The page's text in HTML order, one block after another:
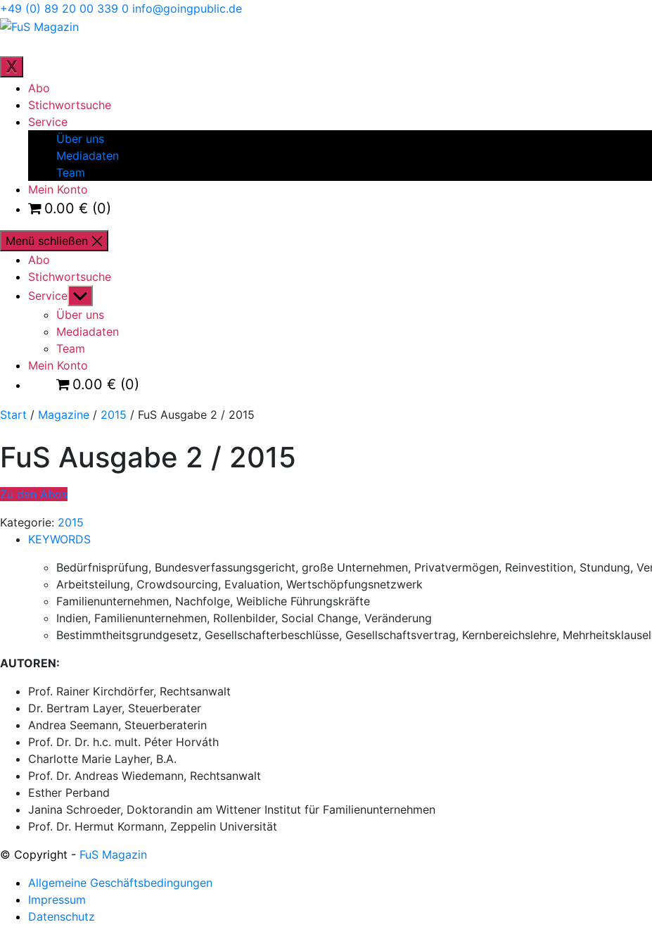
Direkt
zum
wechseln
+49 (0) 89 20 00 339 0 info@goingpublic.de
FuS
X
Abo
Stichwortsuche
Service
Über uns
Mediadaten
Team
Mein Konto
0.00 € (0)
Menü schließen
Abo
Stichwortsuche
Service Untermenü
anzeigen
Über uns
Mediadaten
Team
Mein Konto
0.00 € (0)
Start / Magazine / 2015 / FuS Ausgabe 2 / 2015
FuS Ausgabe 2 / 2015
Zu den Abos
Kategorie: 2015
KEYWORDS
Bedürfnisprüfung, Bundesverfassungsgericht, große Unternehmen, Privatvermögen, Reinvestition, Stundung,
Arbeitsteilung, Crowdsourcing, Evaluation, Wertschöpfungsnetzwerk
Familienunternehmen, Nachfolge, Weibliche Führungskräfte
Indien, Familienunternehmen, Rollenbilder, Social Change, Veränderung
Bestimmtheitsgrundgesetz, Gesellschafterbeschlüsse, Gesellschaftsvertrag, Kernbereichslehre,
AUTOREN:
Prof. Rainer Kirchdörfer, Rechtsanwalt
Dr. Bertram Layer, Steuerberater
Andrea Seemann, Steuerberaterin
Prof. Dr. Dr. h.c. mult. Péter Horváth
Charlotte Marie Layher, B.A.
Prof. Dr. Andreas Wiedemann, Rechtsanwalt
Esther Perband
Janina Schroeder, Doktorandin am Wittener Institut für Familienunternehmen
Prof. Dr. Hermut Kormann, Zeppelin Universität
© Copyright - FuS Magazin
Allgemeine Geschäftsbedingungen
Impressum
Datenschutz